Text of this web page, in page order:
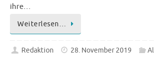
ihre…
Weiterlesen…
Redaktion 28. November 2019